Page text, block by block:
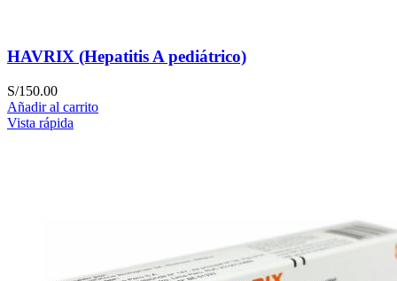
HAVRIX (Hepatitis A pediátrico)
S/150.00
Añadir al carrito
Vista rápida